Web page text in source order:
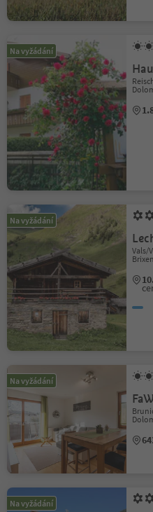
Na vyžádání
Na vyžádání
Vals/
Na vyžádání
Na vyžádání